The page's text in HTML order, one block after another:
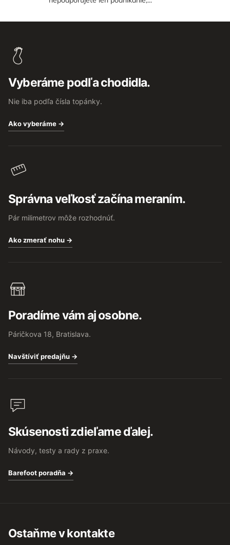
Vyberáme podľa chodidla.
Nie iba podľa čísla topánky.
Ako vyberáme →
Správna veľkosť začína meraním.
Pár milimetrov môže rozhodnúť.
Ako zmerať nohu →
Poradíme vám aj osobne.
Páričkova 18, Bratislava.
Navštíviť predajňu →
Skúsenosti zdieľame ďalej.
Návody, testy a rady z praxe.
Barefoot poradňa →
Ostaňme v kontakte